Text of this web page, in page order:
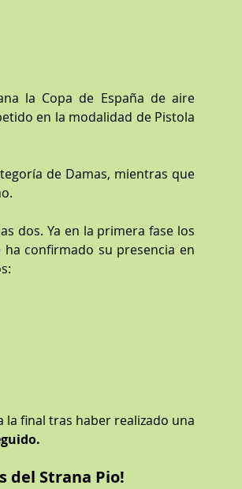
la Copa de España de aire
en la modalidad de Pistola
dos. Ya en la primera fase los
confirmado su presencia en
final tras haber realizado una
del Strana Pio!